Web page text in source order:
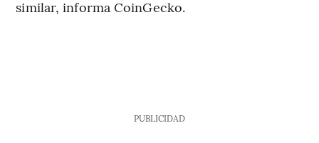
similar, informa CoinGecko.
PUBLICIDAD